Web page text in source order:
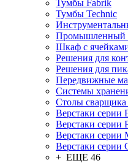
Тумбы Fabrik
Тумбы Technic
Промышленный
Шкаф с
Решения для
Решения для
Передвижные
Системы
Столы сварщика
Верстаки серии
Верстаки серии
Верстаки серии
Верстаки серии
+ ЕЩЕ 46